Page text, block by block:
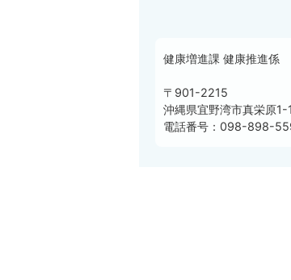
健康増進課 健康推進係
〒901-2215
沖縄県宜野湾市真栄原
電話番号：098-898-